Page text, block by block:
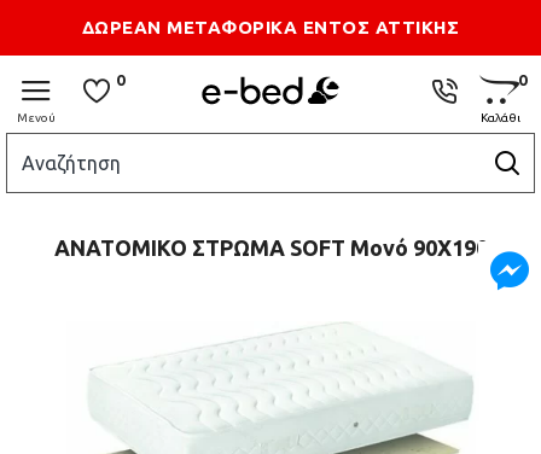
ΔΩΡΕΑΝ ΜΕΤΑΦΟΡΙΚΑ ΕΝΤΟΣ ΑΤΤΙΚΗΣ
Τρόποι Αποστολής Επικοιωνία
0 0
ΑΝΑΤΟΜΙΚΟ ΣΤΡΩΜΑ SOFT Μονό 90Χ190